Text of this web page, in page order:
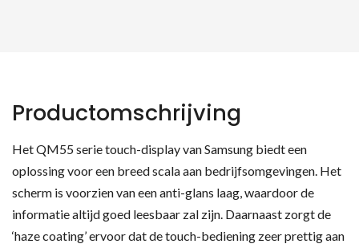
Productomschrijving
Het QM55 serie touch-display van Samsung biedt een
oplossing voor een breed scala aan bedrijfsomgevingen. Het
scherm is voorzien van een anti-glans laag, waardoor de
informatie altijd goed leesbaar zal zijn. Daarnaast zorgt de
‘haze coating’ ervoor dat de touch-bediening zeer prettig aan